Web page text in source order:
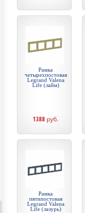
Рамка
четырехпостовая
Legrand Valena
Life (лайм)
1388 руб.
Рамка
пятипостовая
Legrand Valena
Life (лазурь)